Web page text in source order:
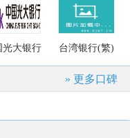
（集团）股份有
光大银行 台湾银行(繁)
» 更多口碑